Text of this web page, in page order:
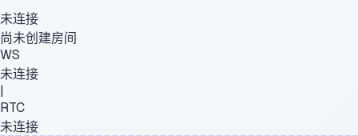
未连接
尚未创建房间
WS
未连接
|
RTC
未连接